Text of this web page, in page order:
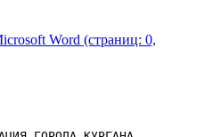
Word (страниц: 0,